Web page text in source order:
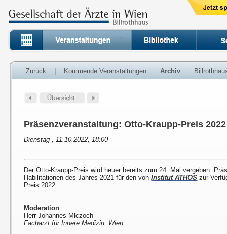
Zurück Kommende Veranstaltungen Archiv
Präsenzveranstaltung: Otto-Kraupp-Preis 2022
Dienstag , 11.10.2022, 18:00
Der Otto-Kraupp-Preis wird heuer bereits zum 24. Mal vergeben.
Habilitationen des Jahres 2021 für den vonInstitut ATHOS zur
Preis 2022.
Moderation
Herr Johannes Mlczoch
Facharzt für Innere Medizin, Wien